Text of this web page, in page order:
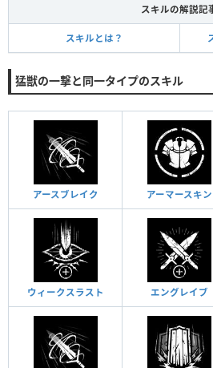
スキルの解説記
スキルとは？
猛獣の一撃と同一タイプのスキル
アースブレイク アーマースキン
ウィークスラスト エングレイブ